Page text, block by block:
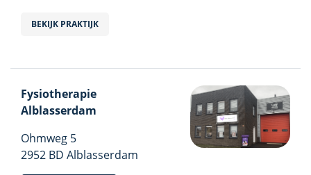
BEKIJK PRAKTIJK
Fysiotherapie
Alblasserdam
Ohmweg 5
2952 BD Alblasserdam